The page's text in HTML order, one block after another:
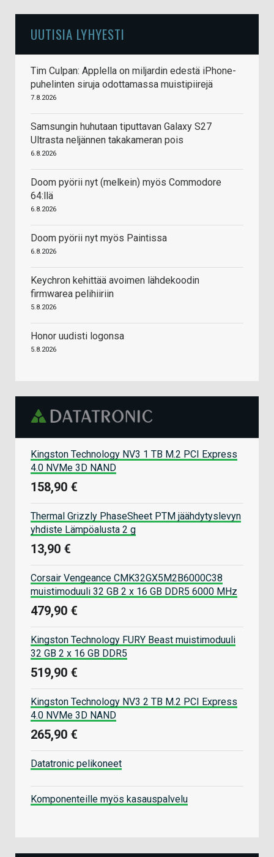
UUTISIA LYHYESTI
Tim Culpan: Applella on miljardin edestä iPhone-
puhelinten siruja odottamassa muistipiirejä
7.8.2026
Samsungin huhutaan tiputtavan Galaxy S27
Ultrasta neljännen takakameran pois
6.8.2026
Doom pyörii nyt (melkein) myös Commodore
64:llä
6.8.2026
Doom pyörii nyt myös Paintissa
6.8.2026
Keychron kehittää avoimen lähdekoodin
firmwarea pelihiiriin
5.8.2026
Honor uudisti logonsa
5.8.2026
Kingston Technology NV3 1 TB M.2 PCI Express
4.0 NVMe 3D NAND
158,90 €
Thermal Grizzly PhaseSheet PTM jäähdytyslevyn
yhdiste Lämpöalusta 2 g
13,90 €
Corsair Vengeance CMK32GX5M2B6000C38
muistimoduuli 32 GB 2 x 16 GB DDR5 6000 MHz
479,90 €
Kingston Technology FURY Beast muistimoduuli
32 GB 2 x 16 GB DDR5
519,90 €
Kingston Technology NV3 2 TB M.2 PCI Express
4.0 NVMe 3D NAND
265,90 €
Datatronic pelikoneet
Komponenteille myös kasauspalvelu